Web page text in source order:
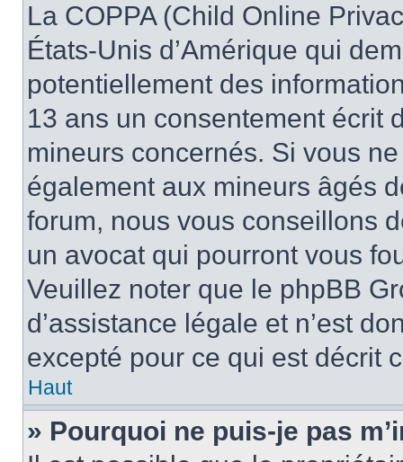
La COPPA (Child Online
États-Unis d’Amérique qui
potentiellement des
13 ans un consentement écrit
mineurs concernés. Si vous
également aux mineurs âgés
forum, nous vous conseillons
un avocat qui pourront vous
Veuillez noter que le phpBB
d’assistance légale et n’est
excepté pour ce qui est décrit
Haut
» Pourquoi ne puis-je pas